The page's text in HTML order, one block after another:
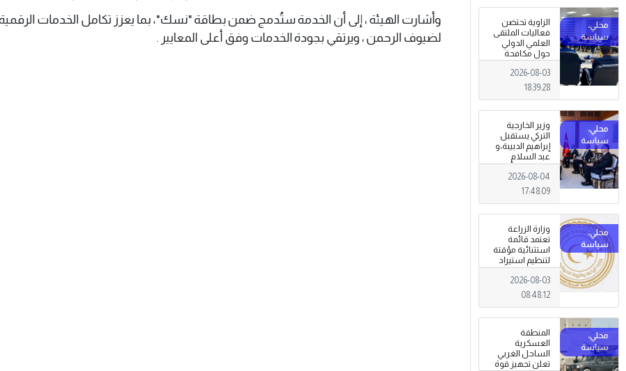
الزاوية تحتضن
فعاليات الملتقى
العلمي الدولي
حول مكافحة
الجرائم المالية
وتهديدات الأمن
القومي
2026-08-03
18:39:28
وزير الخارجية
التركي يستقبل
إبراهيم الدبيبة،و
عبد السلام
الزوبي في أنقرة
2026-08-04
17:48:09
وزارة الزراعة
تعتمد قائمة
استثنائية مؤقتة
لتنظيم استيراد
وتداول المبيدات
الزراعية
2026-08-03
08:48:12
المنطقة
العسكرية
الساحل الغربي
تعلن تجهيز قوة
وأشارت الهيئة ، إلى أن الخدمة ستُدمج ضمن بطاقة "نسك"، بما يعزز تكامل الخدمات
لضيوف الرحمن ، ويرتقي بجودة الخدمات وفق أعلى المعايير .